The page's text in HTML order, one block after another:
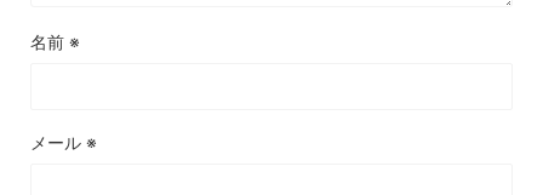
名前 ※
メール ※